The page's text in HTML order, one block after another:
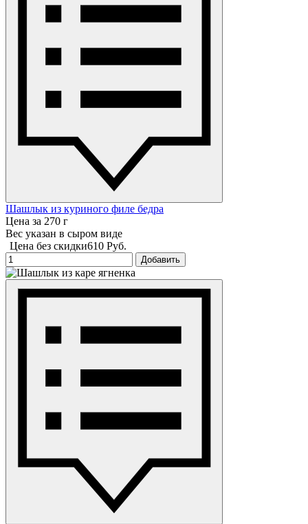
Шашлык из куриного филе бедра
Цена за 270 г
Вес указан в сыром виде
Цена без скидки610 Руб.
Добавить